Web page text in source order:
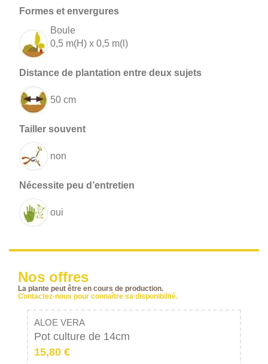
Boule
0,5 m(H) x 0,5 m(l)
50 cm
non
oui
Nos offres
La plante peut être en cours de production.
Contactez-nous pour connaître sa disponibilité.
ALOE VERA
Pot culture de 14cm
15,80 €